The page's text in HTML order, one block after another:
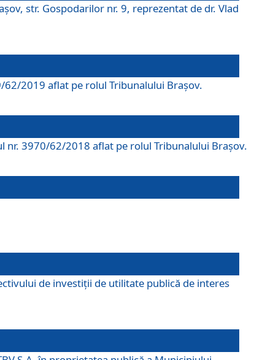
str. Gospodarilor nr. 9, reprezentat de dr. Vlad
2019 aflat pe rolul Tribunalului Braşov.
3970/62/2018 aflat pe rolul Tribunalului Braşov.
de investiții de utilitate publică de interes